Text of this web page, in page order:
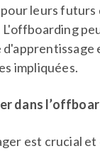
leurs futurs
d'apprentissage
impliquées.
dans
est crucial